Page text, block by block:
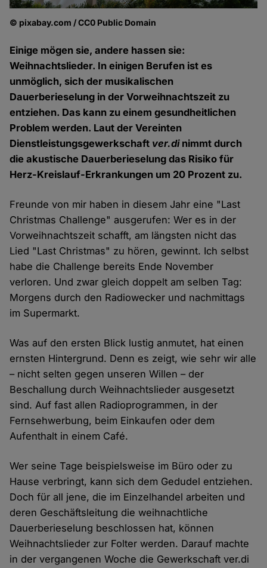
© pixabay.com / CC0 Public Domain
Einige mögen sie, andere hassen sie:
Weihnachtslieder. In einigen Berufen ist es
unmöglich, sich der musikalischen
Dauerberieselung in der Vorweihnachtszeit zu
entziehen. Das kann zu einem gesundheitlichen
Problem werden. Laut der Vereinten
Dienstleistungsgewerkschaft ver.dinimmt durch
die akustische Dauerberieselung das Risiko für
Herz-Kreislauf-Erkrankungen um 20 Prozent zu.
Freunde von mir haben in diesem Jahr eine "Last
Christmas Challenge" ausgerufen: Wer es in der
Vorweihnachtszeit schafft, am längsten nicht das
Lied "Last Christmas" zu hören, gewinnt. Ich selbst
habe die Challenge bereits Ende November
verloren. Und zwar gleich doppelt am selben Tag:
Morgens durch den Radiowecker und nachmittags
im Supermarkt.
Was auf den ersten Blick lustig anmutet, hat einen
ernsten Hintergrund. Denn es zeigt, wie sehr wir alle
– nicht selten gegen unseren Willen – der
Beschallung durch Weihnachtslieder ausgesetzt
sind. Auf fast allen Radioprogrammen, in der
Fernsehwerbung, beim Einkaufen oder dem
Aufenthalt in einem Café.
Wer seine Tage beispielsweise im Büro oder zu
Hause verbringt, kann sich dem Gedudel entziehen.
Doch für all jene, die im Einzelhandel arbeiten und
deren Geschäftsleitung die weihnachtliche
Dauerberieselung beschlossen hat, können
Weihnachtslieder zur Folter werden. Darauf machte
in der vergangenen Woche die Gewerkschaft ver.di